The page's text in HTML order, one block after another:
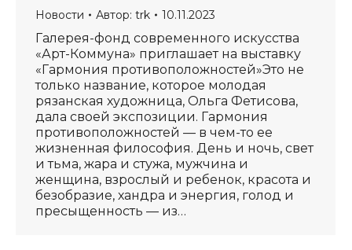
Новости Автор: trk 10.11.2023
Галерея-фонд современного искусства
«Арт-Коммуна» приглашает на выставку
«Гармония противоположностей»Это не
только название, которое молодая
рязанская художница, Ольга Фетисова,
дала своей экспозиции. Гармония
противоположностей — в чем-то ее
жизненная философия. День и ночь, свет
и тьма, жара и стужа, мужчина и
женщина, взрослый и ребенок, красота и
безобразие, хандра и энергия, голод и
пресыщенность — из…